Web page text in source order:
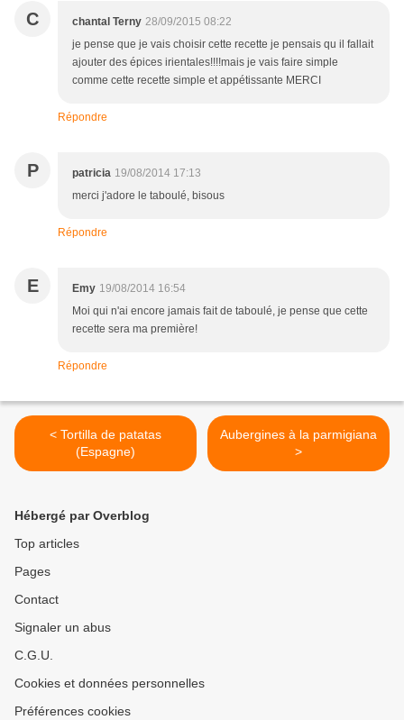
C chantal Terny 28/09/2015 08:22
je pense que je vais choisir cette recette je pensais qu il fallait
ajouter des épices irientales!!!!mais je vais faire simple
comme cette recette simple et appétissante MERCI
Répondre
P patricia 19/08/2014 17:13
merci j'adore le taboulé, bisous
Répondre
E Emy 19/08/2014 16:54
Moi qui n'ai encore jamais fait de taboulé, je pense que cette
recette sera ma première!
Répondre
< Tortilla de patatas
(Espagne)
Aubergines à la parmigiana
>
Hébergé par Overblog
Top articles
Pages
Contact
Signaler un abus
C.G.U.
Cookies et données personnelles
Préférences cookies